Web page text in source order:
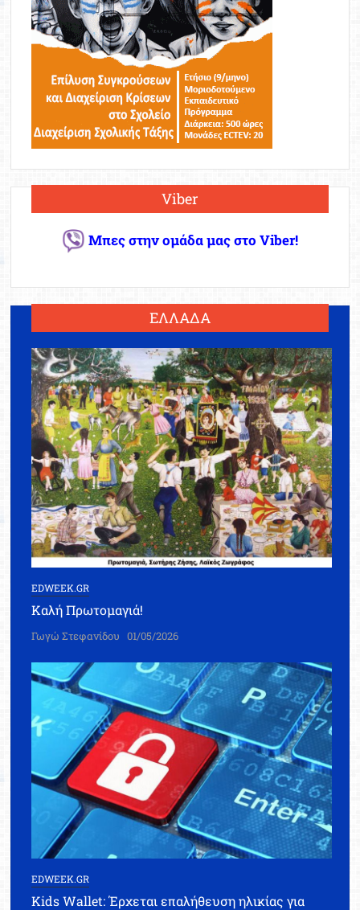
Viber
Μπες στην ομάδα μας στο Viber!
ΕΛΛΑΔΑ
EDWEEK.GR
Καλή Πρωτομαγιά!
Γωγώ Στεφανίδου 01/05/2026
EDWEEK.GR
Kids Wallet: Έρχεται επαλήθευση ηλικίας για